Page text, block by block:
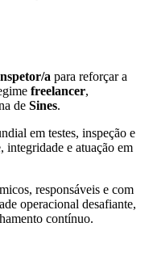
a para reforçar a
freelancer,
de Sines.
em testes, inspeção e
integridade e atuação em
responsáveis e com
operacional desafiante,
contínuo.